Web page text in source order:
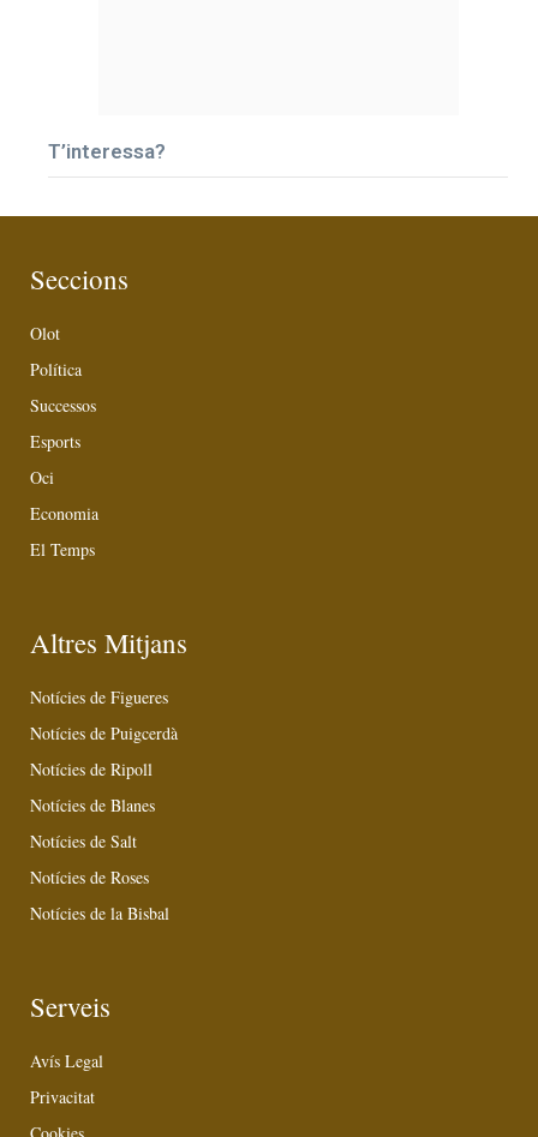
T’interessa?
Seccions
Olot
Política
Successos
Esports
Oci
Economia
El Temps
Altres Mitjans
Notícies de Figueres
Notícies de Puigcerdà
Notícies de Ripoll
Notícies de Blanes
Notícies de Salt
Notícies de Roses
Notícies de la Bisbal
Serveis
Avís Legal
Privacitat
Cookies